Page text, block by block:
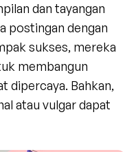
dan tayangan
postingan dengan
sukses, mereka
membangun
dipercaya. Bahkan,
atau vulgar dapat